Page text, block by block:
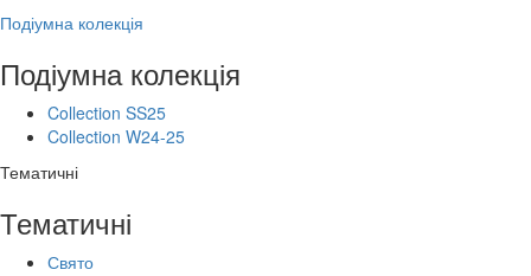
Подіумна колекція
Подіумна колекція
Collection SS25
Collection W24-25
Тематичні
Тематичні
Свято